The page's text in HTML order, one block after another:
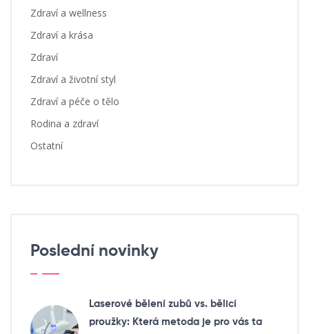
Zdraví a wellness
Zdraví a krása
Zdraví
Zdraví a životní styl
Zdraví a péče o tělo
Rodina a zdraví
Ostatní
Poslední novinky
Laserové bělení zubů vs. bělicí
proužky: Která metoda je pro vás ta